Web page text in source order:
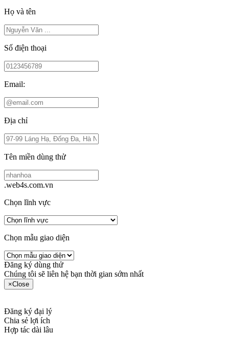
Họ và tên
Số điện thoại
Email:
Địa chỉ
Tên miền dùng thử
.web4s.com.vn
Chọn lĩnh vực
Chọn mẫu giao diện
Đăng ký dùng thử
Chúng tôi sẽ liên hệ bạn thời gian sớm nhất
×Close
Đăng ký đại lý
Chia sẻ lợi ích
Hợp tác dài lâu